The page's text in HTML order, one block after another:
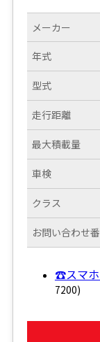
メーカー
年式
型式
走行距離
最大積載量
車検
クラス
お問い合わせ
☎スマホ
7200)